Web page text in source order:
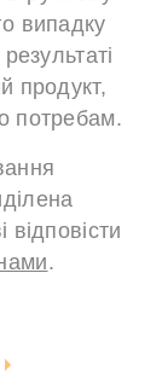
випадку
продукт,
потребам.
.